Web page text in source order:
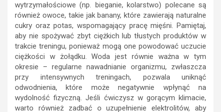
wytrzymałościowe (np. bieganie, kolarstwo) polecane są
również owoce, takie jak banany, które zawierają naturalne
cukry oraz potas, wspomagający pracę mięśni. Pamiętaj,
aby nie spożywać zbyt ciężkich lub tłustych produktów w
trakcie treningu, ponieważ mogą one powodować uczucie
ciężkości w żołądku. Woda jest równie ważna w tym
okresie – regularne nawadnianie organizmu, zwłaszcza
przy intensywnych treningach, pozwala uniknąć
odwodnienia, które może negatywnie wpłynąć na
wydolność fizyczną. Jeśli ćwiczysz w gorącym klimacie,
warto również zadbać o uzupełnienie elektrolitów, aby